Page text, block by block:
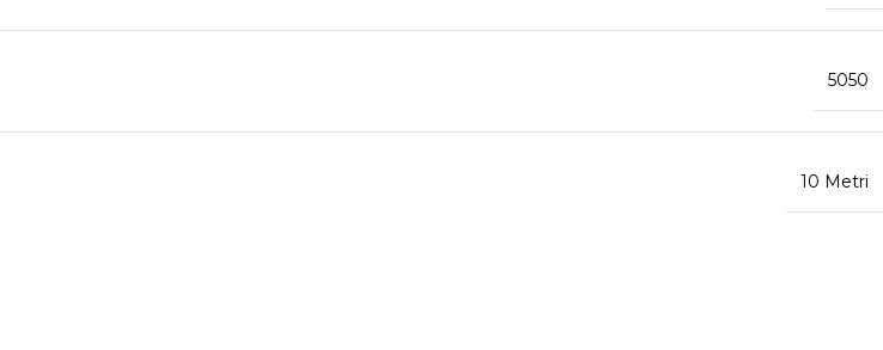
5050
10 Metri